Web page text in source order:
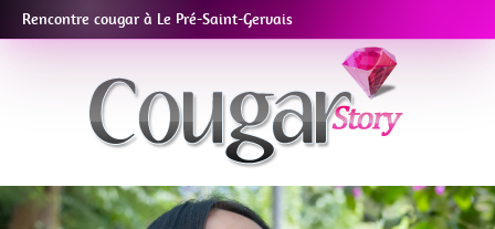
Rencontre cougar à Le Pré-Saint-Gervais